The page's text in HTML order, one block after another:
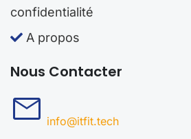
confidentialité
A propos
Nous Contacter
info@itfit.tech